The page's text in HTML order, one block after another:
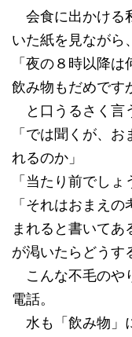
会食に出かける
いた紙を見ながら、
「夜の８時以降
飲み物もだめです
と口うるさく言
「では聞くが、
れるのか」
「当たり前でしょ
「それはおまえ
まれると書いてあ
が渇いたらどうす
こんな不毛のや
電話。
水も「飲み物」